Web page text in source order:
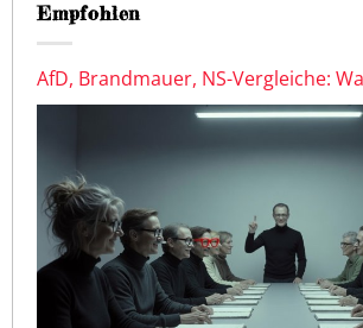
Empfohlen
AfD, Brandmauer, NS-Vergleiche: